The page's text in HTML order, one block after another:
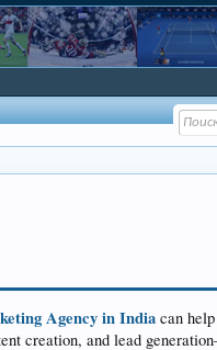
Agency in India can
creation, and lead